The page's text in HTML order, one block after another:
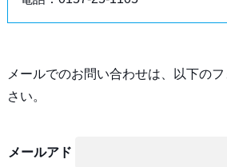
メールでのお問い合わせは、以下の
さい。
メールアド